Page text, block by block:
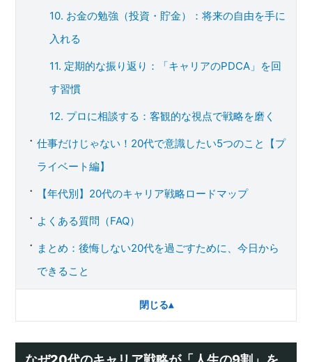
10. お金の勉強（投資・貯金）：将来の自由を手に
入れる
11. 定期的な振り返り：「キャリアのPDCA」を回
す習慣
12. プロに相談する：客観的な視点で戦略を磨く
仕事だけじゃない！20代で意識したい5つのこと【プ
ライベート編】
【年代別】20代のキャリア戦略ロードマップ
よくある質問（FAQ）
まとめ：後悔しない20代を過ごすために、今日から
できること
閉じる▴